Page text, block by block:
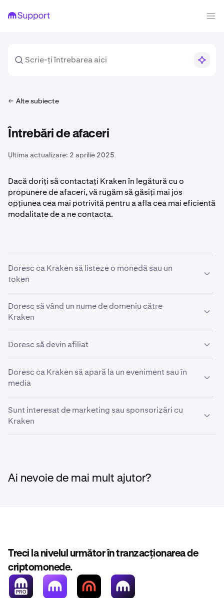
Alte subiecte
Întrebări de afaceri
Ultima actualizare: 2 aprilie 2025
Dacă doriți să contactați Kraken în legătură cu o
propunere de afaceri, vă rugăm să găsiți mai jos
opțiunea cea mai potrivită pentru a afla cea mai eficientă
modalitate de a ne contacta.
Doresc ca Kraken să listeze o monedă sau un
token
Dacă doriți ca Kraken să listeze o monedă sau un token
nou, vă rugăm să consultați
Doresc să vând un nume de domeniu către
Kraken
Ca politică, Kraken nu achiziționează nume de domenii
domenii.
Doresc să devin afiliat
Kraken este încântat să ofere un program de afiliere lider
în industrie. Detalii despre program pot fi găsite în
Doresc ca Kraken să apară la un eveniment sau în
media
Pentru solicitări de interviuri, logo-uri, podcasturi sau
apariții la conferințe, vă rugăm să contactați
Sunt interesat de marketing sau sponsorizări cu
Kraken
Ai nevoie de mai mult ajutor?
Treci la nivelul următor în tranzacționarea de
criptomonede.